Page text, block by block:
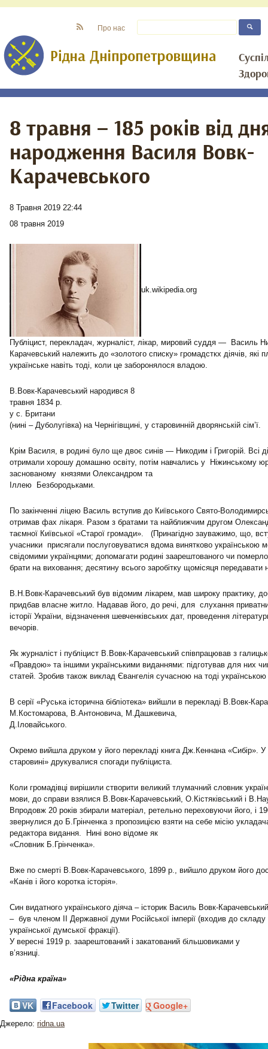
Про нас
8 травня – 185 років від
народження Василя Вовк-
Карачевського
8 Травня 2019 22:44
08 травня 2019
uk.wikipedia.org
Публіцист, перекладач, журналіст, лікар, мировий суддя — Василь
Карачевський належить до «золотого списку» громадсткх діячів, які
українське навіть тоді, коли це заборонялося владою.
В.Вовк-Карачевський народився 8
травня 1834 р.
у с. Британи
(нині – Дуболугівка) на Чернігівщині, у старовинній дворянській сім’ї.
Крім Василя, в родині було ще двоє синів — Никодим і Григорій. Всі
отримали хорошу домашню освіту, потім навчались у Ніжинському
заснованому князями Олександром та
Іллею Безбородьками.
По закінченні ліцею Василь вступив до Київського Свято-
отримав фах лікаря. Разом з братами та найближчим другом
таємної Київської «Старої громади». (Принагідно зауважимо, що,
учасники присягали послуговуватися вдома винятково українською
свідомими українцями; допомагати родині заарештованого чи
брати на виховання; десятину всього заробітку щомісяця передавати
В.Н.Вовк-Карачевський був відомим лікарем, мав широку практику,
придбав власне житло. Надавав його, до речі, для слухання
історії України, відзначення шевченківських дат, проведення
вечорів.
Як журналіст і публіцист В.Вовк-Карачевський співпрацював з
«Правдою» та іншими українськими виданнями: підготував для них
статей. Зробив також виклад Євангелія сучасною на тоді
В серії «Руська історична бібліотека» вийшли в перекладі В.Вовк-
М.Костомарова, В.Антоновича, М.Дашкевича,
Д.Іловайського.
Окремо вийшла друком у його перекладі книга Дж.Кеннана «Сибір». У
старовині» друкувалися спогади публіциста.
Коли громадівці вирішили створити великий тлумачний словник
мови, до справи взялися В.Вовк-Карачевський, О.Кістяківський і
Впродовж 20 років збирали матеріал, ретельно переховуючи його, і
звернулися до Б.Грінченка з пропозицією взяти на себе місію
редактора видання. Нині воно відоме як
«Словник Б.Грінченка».
Вже по смерті В.Вовк-Карачевського, 1899 р., вийшло друком його
«Канів і його коротка історія».
Син видатного українського діяча – історик Василь Вовк-
– був членом IІ Державної думи Російської імперії (входив до складу
української думської фракції).
У вересні 1919 р. заарештований і закатований більшовиками у
в’язниці.
«Рідна країна»
VK Facebook Twitter Google+
Джерело: ridna.ua